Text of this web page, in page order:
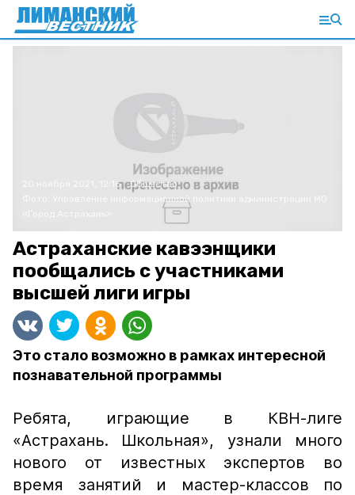
20 ноября 2021, 12:16
Общество
Управление информационной политики администрации МО
Астраханские кавээнщики
пообщались с участниками
высшей лиги игры
Это стало возможно в рамках интересной
познавательной программы
Ребята, играющие в КВН-лиге
«Астрахань. Школьная», узнали много
нового от известных экспертов во
время занятий и мастер-классов по